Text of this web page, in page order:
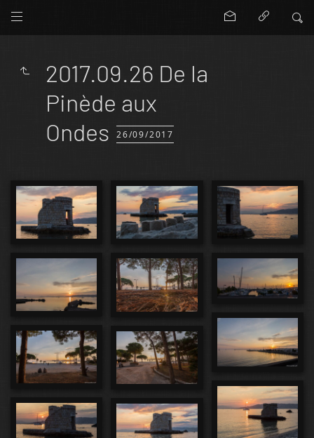
2017.09.26 De la
Pinède aux
Ondes
26/09/2017